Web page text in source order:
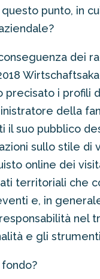
punto, in
dei
precisato i profili
della
il suo pubblico
sullo stile di
online dei
territoriali che
e, in
nel
e gli